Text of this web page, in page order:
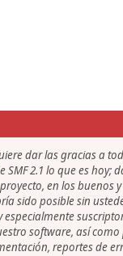
dar las gracias a
SMF 2.1 lo que es hoy;
en los buenos
sido posible sin
especialmente
software, así
reportes de